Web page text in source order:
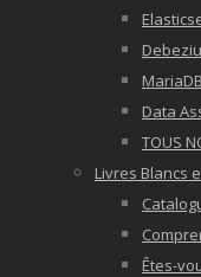
MariaDB
Data
TOUS
Livres Blancs
Êtes-